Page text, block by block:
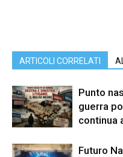
ARTICOLI CORRELATI
Punto
guerra
continua
Futuro